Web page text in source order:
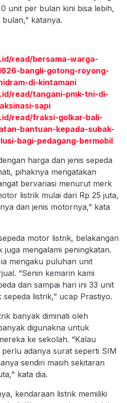
unit per bulan kini bisa lebih,
katanya.
read/bersama-warga-
bangli-gotong-royong-
di-kintamani
read/tangani-pmk-tni-di-
sapi
read/fraksi-golkar-bali-
bantuan-kepada-subak-
bagi-pedagang-bermobil
harga dan jenis sepeda
pihaknya mengatakan
bervariasi menurut merk
listrik mulai dari Rp 25 juta,
dan jenis motornya,” kata
motor listrik, belakangan
juga mengalami peningkatan.
mengaku puluhan unit
“Senin kemarin kami
dan sampai hari ini 33 unit
listrik,” ucap Prastiyo.
banyak diminati oleh
digunakna untuk
ke sekolah. “Kalau
adanya surat seperti SIM
sendiri masih sekitaran
kata dia.
kendaraan listrik memiliki